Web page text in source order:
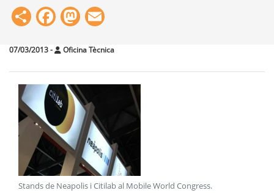
ShareFacebook
Mastodon
07/03/2013- Oficina Tècnica
Stands de Neapolis i Citilab al Mobile World Congress.